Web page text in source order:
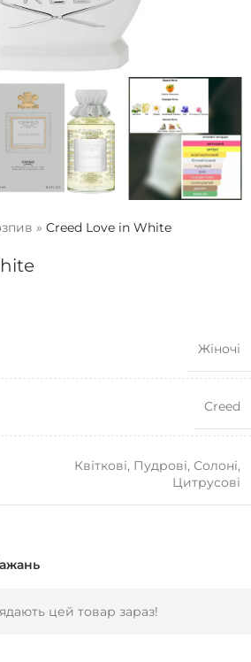
збільшити
» Creed Love in White
Жіночі
Creed
Квіткові, Пудрові, Солоні,
Цитрусові
цей товар зараз!